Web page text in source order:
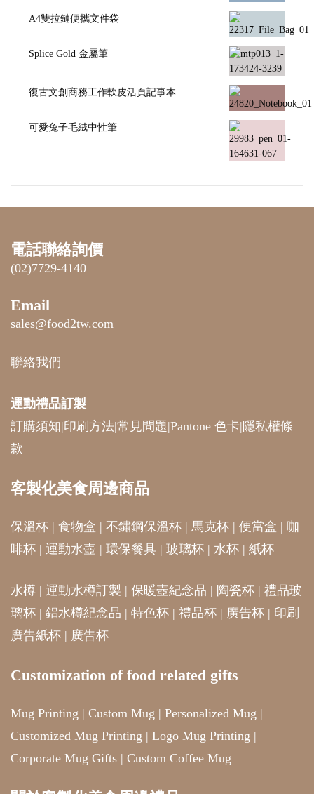
A4雙拉鏈便攜文件袋
Splice Gold 金屬筆
復古文創商務工作軟皮活頁記事本
可愛兔子毛絨中性筆
電話聯絡詢價
(02)7729-4140
Email
sales@food2tw.com
聯絡我們
運動禮品訂製
訂購須知|印刷方法|常見問題|Pantone 色卡| 隱私權條
款
客製化美食周邊商品
保溫杯 | 食物盒 | 不鏽鋼保溫杯 | 馬克杯 | 便當盒 | 咖
啡杯 | 運動水壺 | 環保餐具 | 玻璃杯 | 水杯 | 紙杯
水樽 | 運動水樽訂製 | 保暖壺紀念品 | 陶瓷杯 | 禮品玻
璃杯 | 鋁水樽紀念品 | 特色杯 | 禮品杯 | 廣告杯 | 印刷
廣告紙杯 | 廣告杯
Customization of food related gifts
Mug Printing | Custom Mug | Personalized Mug |
Customized Mug Printing | Logo Mug Printing |
Corporate Mug Gifts | Custom Coffee Mug